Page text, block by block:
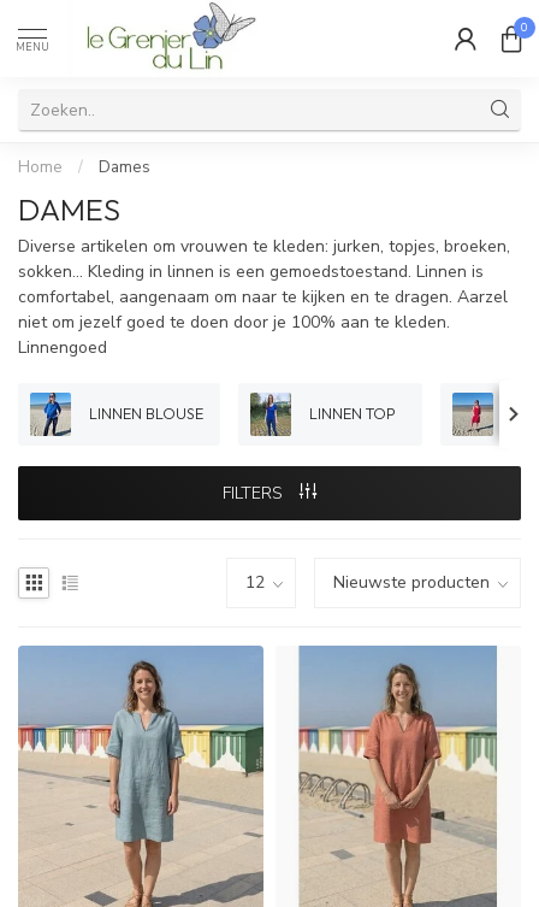
MENU
0
Home / Dames
DAMES
Diverse artikelen om vrouwen te kleden: jurken, topjes, broeken,
sokken... Kleding in linnen is een gemoedstoestand. Linnen is
comfortabel, aangenaam om naar te kijken en te dragen. Aarzel
niet om jezelf goed te doen door je 100% aan te kleden.
Linnengoed
LINNEN BLOUSE LINNEN TOP
FILTERS